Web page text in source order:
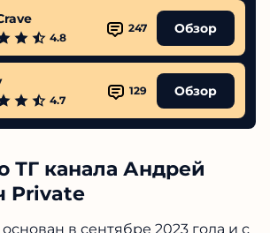
4.8
247 Обзор
4.7
129 Обзор
ТГ канала Андрей
Private
в сентябре 2023 года и с